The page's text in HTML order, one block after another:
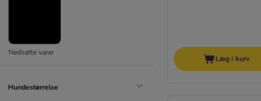
Nedsatte varer
Hundestørrelse
Læg i kurv